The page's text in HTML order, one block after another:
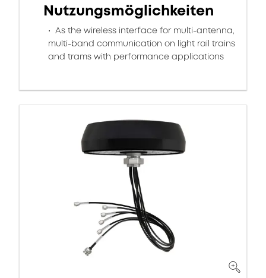
Nutzungsmöglichkeiten
As the wireless interface for multi-antenna,
multi-band communication on light rail trains
and trams with performance applications